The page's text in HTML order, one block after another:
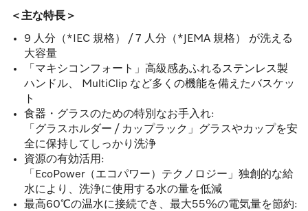
＜主な特長＞
9 人分（*IEC 規格） / 7 人分（*JEMA 規格） が洗える
大容量
「マキシコンフォート」高級感あふれるステンレス製
ハンドル、 MultiClip など多くの機能を備えたバスケッ
ト
食器・グラスのための特別なお手入れ:
「グラスホルダー / カップラック」グラスやカップを安
全に保持してしっかり洗浄
資源の有効活用:
「EcoPower（エコパワー）テクノロジー」独創的な給
水により、洗浄に使用する水の量を低減
最高60℃の温水に接続でき、最大55%の電気量を節約: